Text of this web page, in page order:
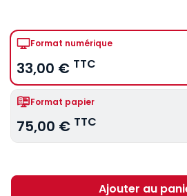
Format numérique
33,00 € TTC
Format papier
75,00 € TTC
Ajouter au